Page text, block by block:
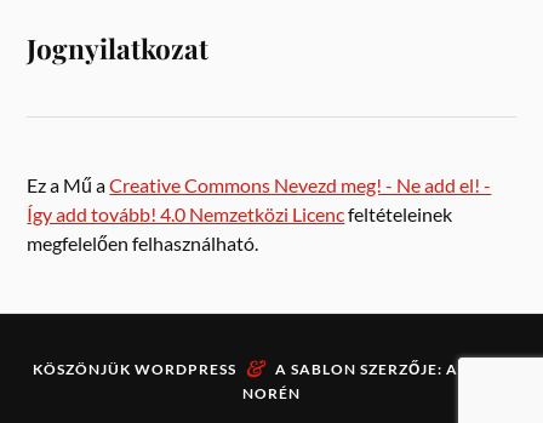
Jognyilatkozat
Ez a Mű aCreative Commons Nevezd meg! - Ne add el! -
Így add tovább! 4.0 Nemzetközi Licencfeltételeinek
megfelelően felhasználható.
KÖSZÖNJÜK WORDPRESS & A SABLON SZERZŐJE: ANDERS
NORÉN